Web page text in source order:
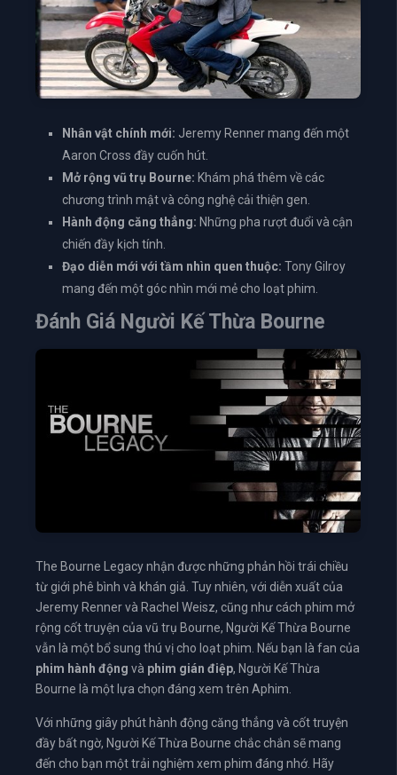
Nhân vật chính mới: Jeremy Renner mang đến một
Aaron Cross đầy cuốn hút.
Mở rộng vũ trụ Bourne: Khám phá thêm về các
chương trình mật và công nghệ cải thiện gen.
Hành động căng thẳng: Những pha rượt đuổi và cận
chiến đầy kịch tính.
Đạo diễn mới với tầm nhìn quen thuộc: Tony Gilroy
mang đến một góc nhìn mới mẻ cho loạt phim.
Đánh Giá Người Kế Thừa Bourne
The Bourne Legacy nhận được những phản hồi trái chiều
từ giới phê bình và khán giả. Tuy nhiên, với diễn xuất của
Jeremy Renner và Rachel Weisz, cũng như cách phim mở
rộng cốt truyện của vũ trụ Bourne, Người Kế Thừa Bourne
vẫn là một bổ sung thú vị cho loạt phim. Nếu bạn là fan của
phim hành động và phim gián điệp, Người Kế Thừa
Bourne là một lựa chọn đáng xem trên Aphim.
Với những giây phút hành động căng thẳng và cốt truyện
đầy bất ngờ, Người Kế Thừa Bourne chắc chắn sẽ mang
đến cho bạn một trải nghiệm xem phim đáng nhớ. Hãy